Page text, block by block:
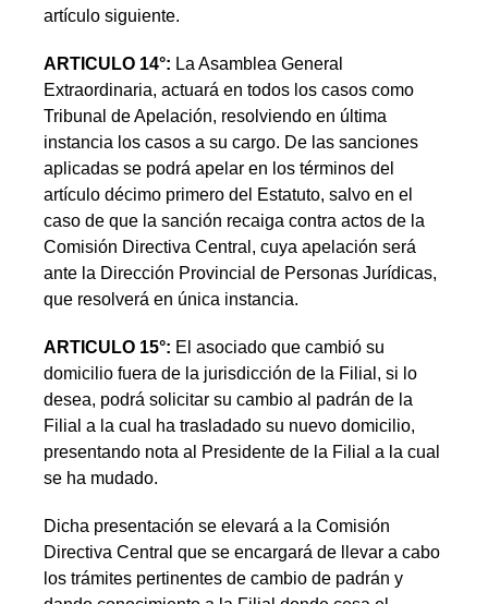
artículo siguiente.
ARTICULO 14°: La Asamblea General
Extraordinaria, actuará en todos los casos como
Tribunal de Apelación, resolviendo en última
instancia los casos a su cargo. De las sanciones
aplicadas se podrá apelar en los términos del
artículo décimo primero del Estatuto, salvo en el
caso de que la sanción recaiga contra actos de la
Comisión Directiva Central, cuya apelación será
ante la Dirección Provincial de Personas Jurídicas,
que resolverá en única instancia.
ARTICULO 15°: El asociado que cambió su
domicilio fuera de la jurisdicción de la Filial, si lo
desea, podrá solicitar su cambio al padrán de la
Filial a la cual ha trasladado su nuevo domicilio,
presentando nota al Presidente de la Filial a la cual
se ha mudado.
Dicha presentación se elevará a la Comisión
Directiva Central que se encargará de llevar a cabo
los trámites pertinentes de cambio de padrán y